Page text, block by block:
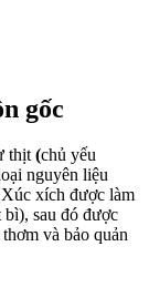
gốc
thịt(chủ yếu
nguyên liệu
xích được làm
sau đó được
và bảo quản